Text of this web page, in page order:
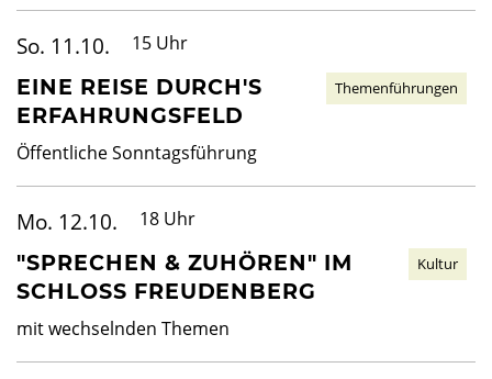
So. 11.10. 15 Uhr
EINE REISE DURCH'S
ERFAHRUNGSFELD
Öffentliche Sonntagsführung
Themenführungen
Mo. 12.10. 18 Uhr
"SPRECHEN & ZUHÖREN" IM
SCHLOSS FREUDENBERG
mit wechselnden Themen
Kultur